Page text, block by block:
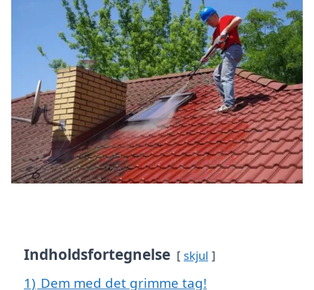
Indholdsfortegnelse skjul
1) Dem med det grimme tag!